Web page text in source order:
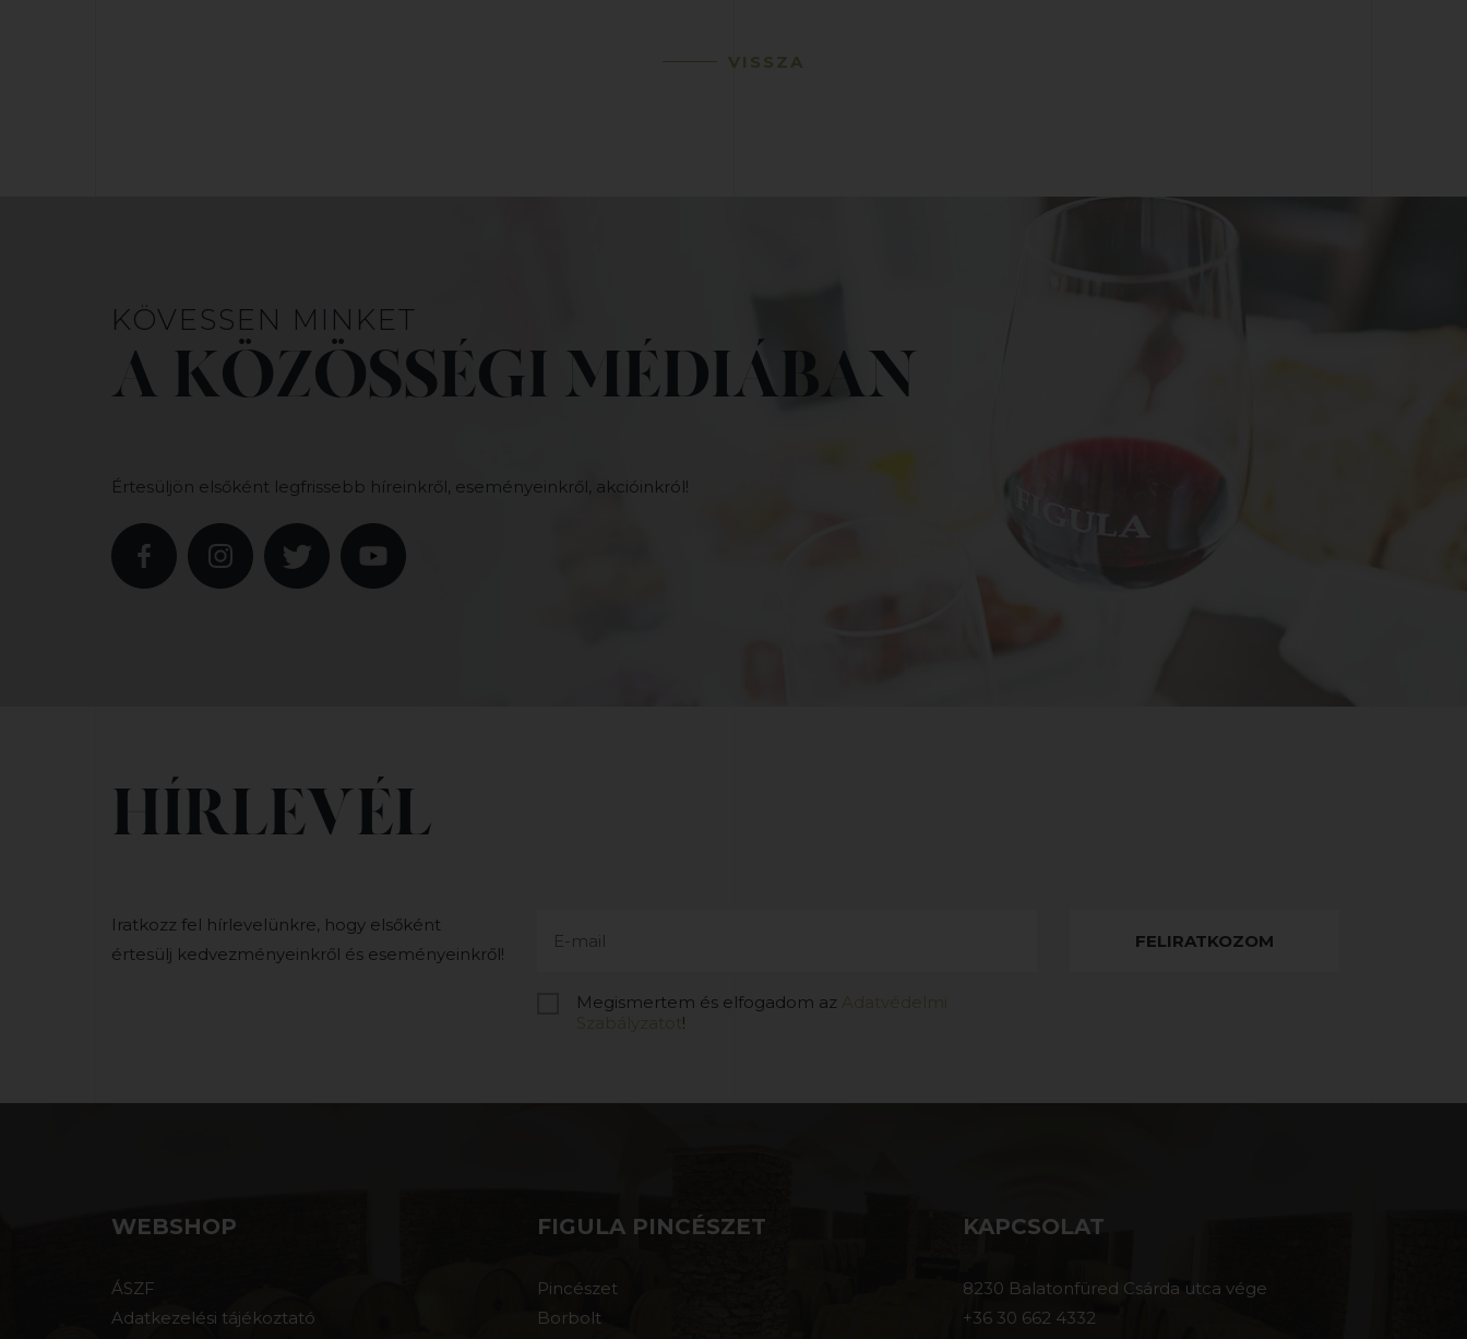
VISSZA
KÖVESSEN MINKET
A KÖZÖSSÉGI MÉDIÁBAN
Értesüljön elsőként legfrissebb híreinkről, eseményeinkről, akcióinkról!
HÍRLEVÉL
Iratkozz fel hírlevelünkre, hogy elsőként
értesülj kedvezményeinkről és eseményeinkről!
Megismertem és elfogadom az Adatvédelmi
Szabályzatot !
FELIRATKOZOM
WEBSHOP
ÁSZF
Adatkezelési tájékoztató
FIGULA PINCÉSZET
Pincészet
Borbolt
KAPCSOLAT
8230 Balatonfüred Csárda utca vége
+36 30 662 4332